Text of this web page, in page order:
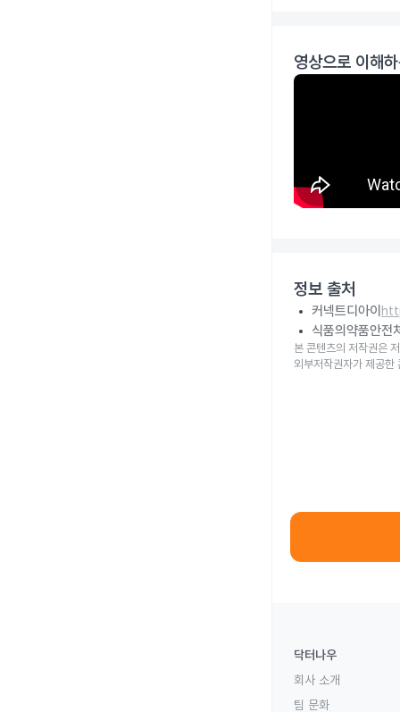
영상으로 이해
정보 출처
커넥트디아이
식품의약품안전
본 콘텐츠의 저작권은
외부저작권자가 제공한
닥터나우
회사 소개
팀 문화